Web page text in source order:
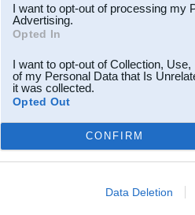
I want to opt-out of processing my
Advertising.
Opted In
I want to opt-out of Collection,
of my Personal Data that Is
it was collected.
Opted Out
CONFIRM
Data Deletion